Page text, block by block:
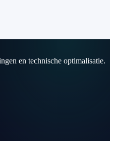
en technische optimalisatie.